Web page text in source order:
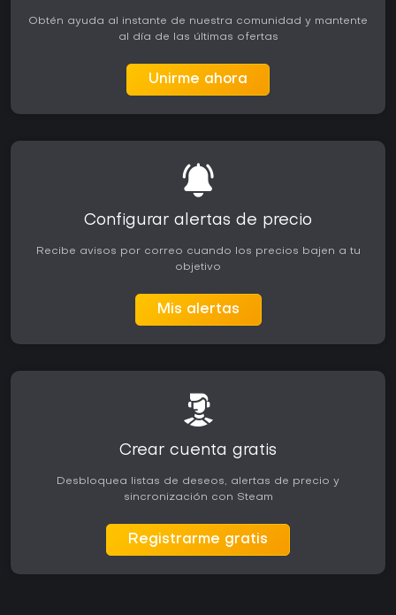
Obtén ayuda al instante de nuestra comunidad y mantente
al día de las últimas ofertas
Unirme ahora
Configurar alertas de precio
Recibe avisos por correo cuando los precios bajen a tu
objetivo
Mis alertas
Crear cuenta gratis
Desbloquea listas de deseos, alertas de precio y
sincronización con Steam
Registrarme gratis